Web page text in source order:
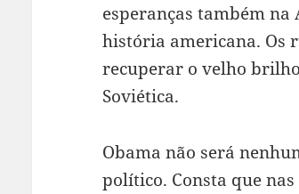
esperanças também na
história americana. Os
recuperar o velho
Soviética.
Obama não será
político. Consta que